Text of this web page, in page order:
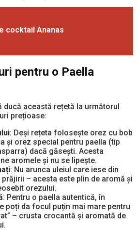
cocktail Ananas
pentru o Paella
ducă această rețetă la următorul
prețioase:
: Deși rețeta folosește orez cu bob
și orez special pentru paella (tip
dacă găsești. Acesta
aromele și nu se lipește.
: Nu arunca uleiul care iese din
– acesta este plin de aromă și
orezului.
: Pentru o paella autentică, în
poți da focul puțin mai mare pentru
– crusta crocantă și aromată de